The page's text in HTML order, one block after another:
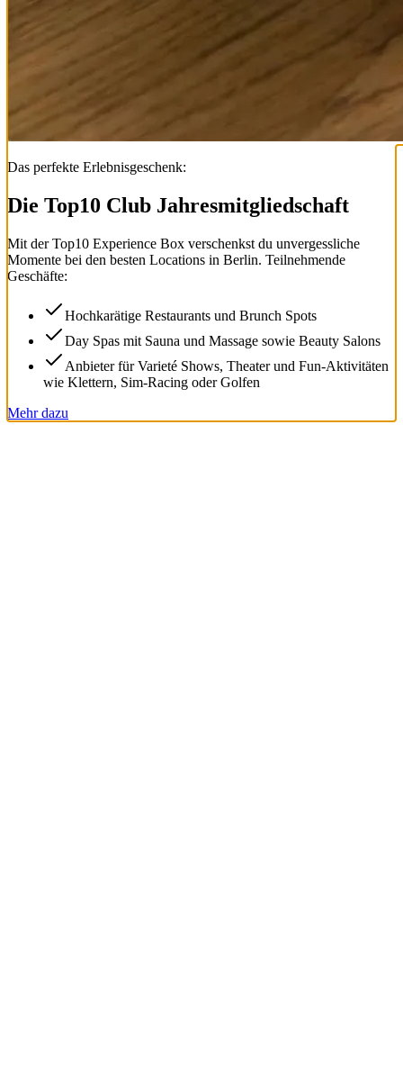
Das perfekte Erlebnisgeschenk:
Die Top10 Club Jahresmitgliedschaft
Mit derTop10 Experience Box verschenkst du unvergessliche
Momente bei den besten Locations in Berlin. Teilnehmende
Geschäfte:
Hochkarätige Restaurants und Brunch Spots
Day Spas mit Sauna und Massage sowie Beauty Salons
Anbieter für Varieté Shows, Theater und Fun-Aktivitäten
wie Klettern, Sim-Racing oder Golfen
Mehr dazu